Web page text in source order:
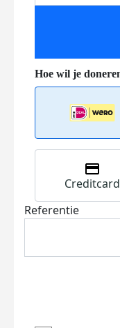
Creditcard
Referentie